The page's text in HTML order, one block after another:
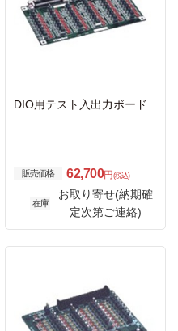
DIO用テスト入出力ボード
販売価格 62,700円 (税込)
在庫
お取り寄せ(納期確
定次第ご連絡)